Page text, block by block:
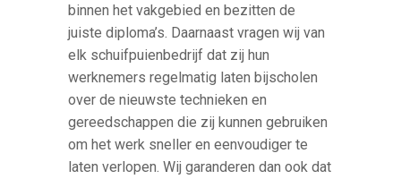
binnen het vakgebied en bezitten de
juiste diploma’s. Daarnaast vragen wij van
elk schuifpuienbedrijf dat zij hun
werknemers regelmatig laten bijscholen
over de nieuwste technieken en
gereedschappen die zij kunnen gebruiken
om het werk sneller en eenvoudiger te
laten verlopen. Wij garanderen dan ook dat